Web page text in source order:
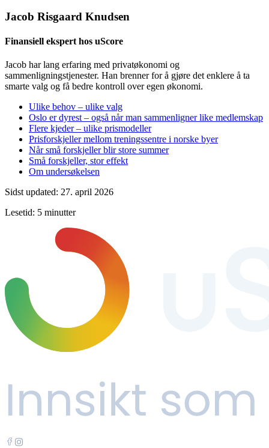
Jacob Risgaard Knudsen
Finansiell ekspert hos uScore
Jacob har lang erfaring med privatøkonomi og
sammenligningstjenester. Han brenner for å gjøre det enklere å ta
smarte valg og få bedre kontroll over egen økonomi.
Ulike behov – ulike valg
Oslo er dyrest – også når man sammenligner like medlemskap
Flere kjeder – ulike prismodeller
Prisforskjeller mellom treningssentre i norske byer
Når små forskjeller blir store summer
Små forskjeller, stor effekt
Om undersøkelsen
Sidst updated: 27. april 2026
Lesetid: 5 minutter